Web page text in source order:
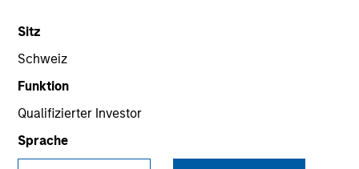
Sitz
Schweiz
Funktion
Qualifizierter Investor
Sprache
Global Liquidity
We offer investments across the world’s liquidity markets